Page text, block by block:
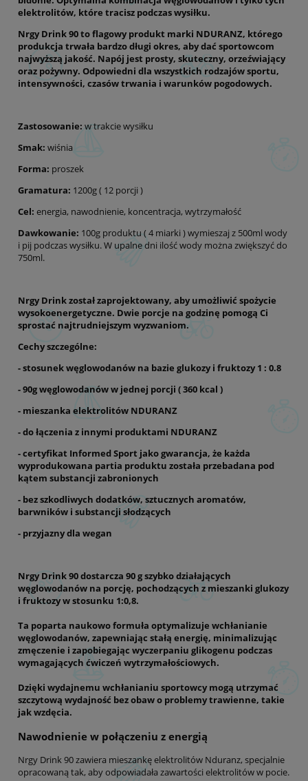
elektrolitów, które tracisz podczas wysiłku.
Nrgy Drink 90 to flagowy produkt marki NDURANZ, którego
produkcja trwała bardzo długi okres, aby dać sportowcom
najwyższą jakość. Napój jest prosty, skuteczny, orzeźwiający
oraz pożywny. Odpowiedni dla wszystkich rodzajów sportu,
intensywności, czasów trwania i warunków pogodowych.
Zastosowanie: w trakcie wysiłku
Smak: wiśnia
Forma: proszek
Gramatura: 1200g ( 12 porcji )
Cel: energia, nawodnienie, koncentracja, wytrzymałość
Dawkowanie: 100g produktu ( 4 miarki ) wymieszaj z 500ml wody
i pij podczas wysiłku. W upalne dni ilość wody można zwiększyć do
750ml.
Nrgy Drink został zaprojektowany, aby umożliwić spożycie
wysokoenergetyczne. Dwie porcje na godzinę pomogą Ci
sprostać najtrudniejszym wyzwaniom.
Cechy szczególne:
- stosunek węglowodanów na bazie glukozy i fruktozy 1 : 0.8
- 90g węglowodanów w jednej porcji ( 360 kcal )
- mieszanka elektrolitów NDURANZ
- do łączenia z innymi produktami NDURANZ
-certyfikat Informed Sport jako gwarancja, że każda
wyprodukowana partia produktu została przebadana pod
kątem substancji zabronionych
- bez szkodliwych dodatków, sztucznych aromatów,
barwników i substancji słodzących
- przyjazny dla wegan
Nrgy Drink 90 dostarcza 90 g szybko działających
węglowodanów na porcję, pochodzących z mieszanki glukozy
i fruktozy w stosunku 1:0,8.
Ta poparta naukowo formuła optymalizuje wchłanianie
węglowodanów, zapewniając stałą energię, minimalizując
zmęczenie i zapobiegając wyczerpaniu glikogenu podczas
wymagających ćwiczeń wytrzymałościowych.
Dzięki wydajnemu wchłanianiu sportowcy mogą utrzymać
szczytową wydajność bez obaw o problemy trawienne, takie
jak wzdęcia.
Nawodnienie w połączeniu z energią
Nrgy Drink 90 zawiera mieszankę elektrolitów Nduranz, specjalnie
opracowaną tak, aby odpowiadała zawartości elektrolitów w pocie.